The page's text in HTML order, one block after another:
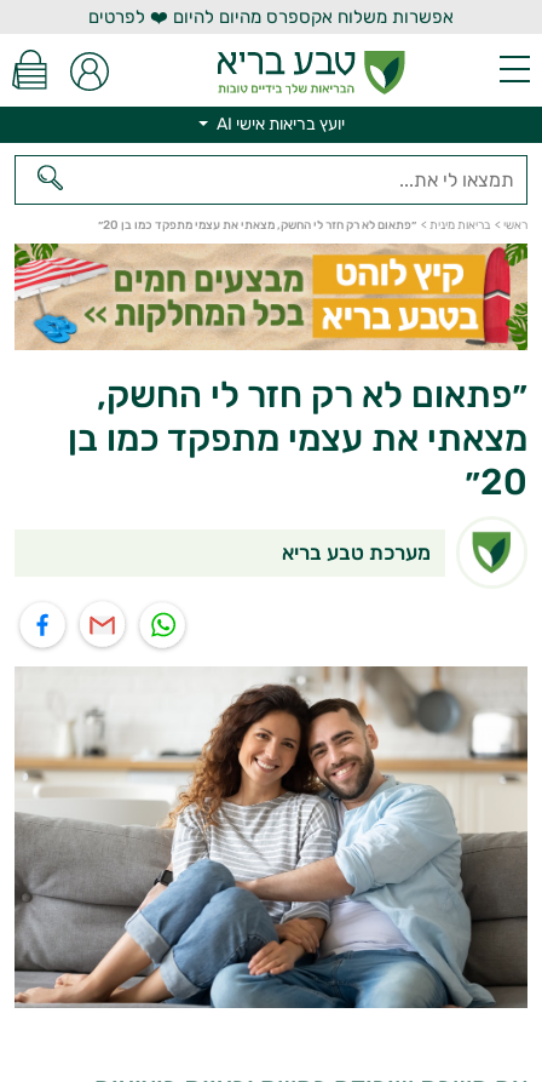
אפשרות משלוח אקספרס מהיום להיום ❤️ לפרטים
יועץ בריאות אישי AI
ראשי > בריאות מינית > ״פתאום לא רק חזר לי החשק, מצאתי את עצמי מתפקד כמו בן 20״
״פתאום לא רק חזר לי החשק,
מצאתי את עצמי מתפקד כמו בן
20״
מערכת טבע בריא
יועץ בריאות אישי AI